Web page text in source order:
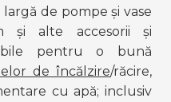
de pompe și vase
și alte accesorii și
pentru o bună
de încălzire/răcire,
cu apă; inclusiv